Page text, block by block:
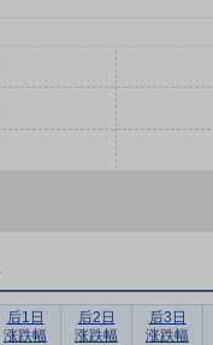
后1日
涨跌幅
后2日
涨跌幅
后3日
涨跌幅